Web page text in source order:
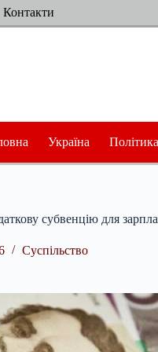
Контакти
Україна Політика
субвенцію для
Суспільство